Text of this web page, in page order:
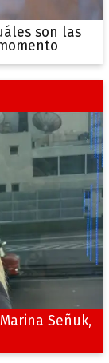
son las
Señuk,